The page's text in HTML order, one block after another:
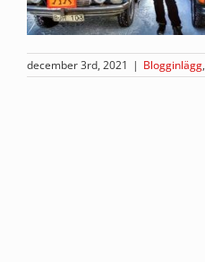
december 3rd, 2021 | Blogginlägg,